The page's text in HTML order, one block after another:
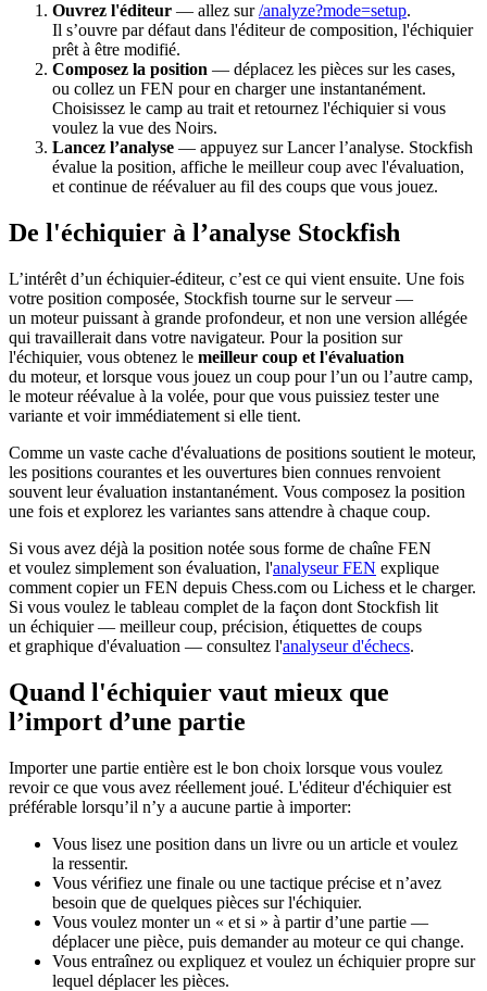
Ouvrez l'éditeur — allez sur/analyze?mode=setup.
Il s’ouvre par défaut dans l'éditeur de composition, l'échiquier
prêt à être modifié.
Composez la position — déplacez les pièces sur les cases,
ou collez un FEN pour en charger une instantanément.
Choisissez le camp au trait et retournez l'échiquier si vous
voulez la vue des Noirs.
Lancez l’analyse — appuyez sur Lancer l’analyse. Stockfish
évalue la position, affiche le meilleur coup avec l'évaluation,
et continue de réévaluer au fil des coups que vous jouez.
De l'échiquier à l’analyse Stockfish
L’intérêt d’un échiquier-éditeur, c’est ce qui vient ensuite. Une fois
votre position composée, Stockfish tourne sur le serveur —
un moteur puissant à grande profondeur, et non une version allégée
qui travaillerait dans votre navigateur. Pour la position sur
l'échiquier, vous obtenez le meilleur coup et l'évaluation
du moteur, et lorsque vous jouez un coup pour l’un ou l’autre camp,
le moteur réévalue à la volée, pour que vous puissiez tester une
variante et voir immédiatement si elle tient.
Comme un vaste cache d'évaluations de positions soutient le moteur,
les positions courantes et les ouvertures bien connues renvoient
souvent leur évaluation instantanément. Vous composez la position
une fois et explorez les variantes sans attendre à chaque coup.
Si vous avez déjà la position notée sous forme de chaîne FEN
et voulez simplement son évaluation, l'analyseur FEN explique
comment copier un FEN depuis Chess.com ou Lichess et le charger.
Si vous voulez le tableau complet de la façon dont Stockfish lit
un échiquier — meilleur coup, précision, étiquettes de coups
et graphique d'évaluation — consultez l'analyseur d'échecs.
Quand l'échiquier vaut mieux que
l’import d’une partie
Importer une partie entière est le bon choix lorsque vous voulez
revoir ce que vous avez réellement joué. L'éditeur d'échiquier est
préférable lorsqu’il n’y a aucune partie à importer:
Vous lisez une position dans un livre ou un article et voulez
la ressentir.
Vous vérifiez une finale ou une tactique précise et n’avez
besoin que de quelques pièces sur l'échiquier.
Vous voulez monter un « et si » à partir d’une partie —
déplacer une pièce, puis demander au moteur ce qui change.
Vous entraînez ou expliquez et voulez un échiquier propre sur
lequel déplacer les pièces.